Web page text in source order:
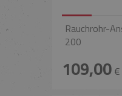
Rauchrohr-
200
109,00€